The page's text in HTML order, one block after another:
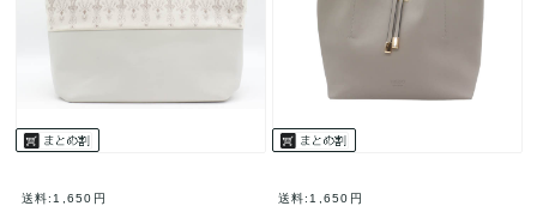
送料:1,650円 送料:1,650円